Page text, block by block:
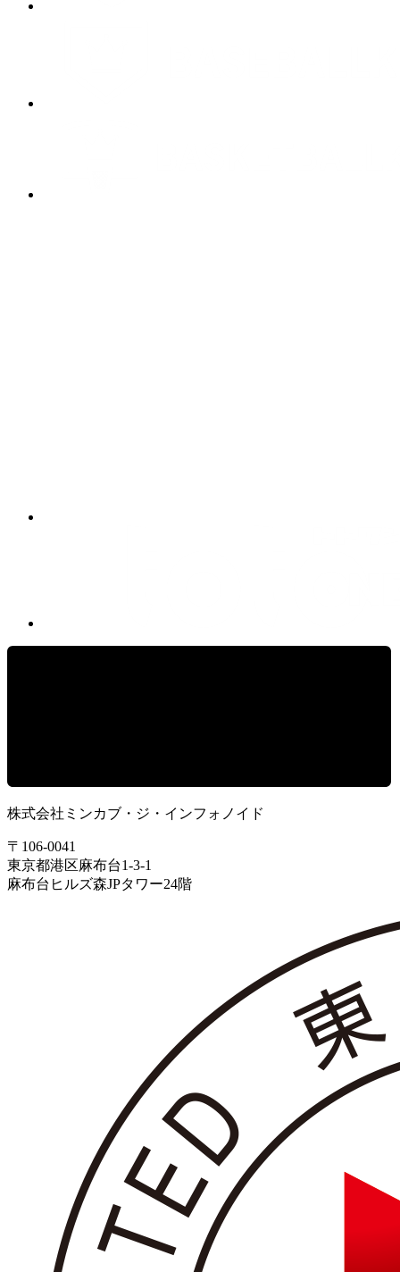
株式会社ミンカブ・ジ・インフォノイド
〒106-0041
東京都港区麻布台1-3-1
麻布台ヒルズ森JPタワー24階